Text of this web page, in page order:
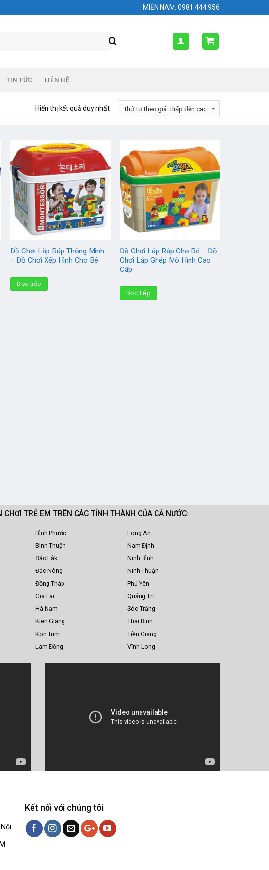
MIỀN NAM: 0981.444.956
TIN TỨC LIÊN HỆ
Hiển thị kết quả duy nhất
Đồ Chơi Lắp Ráp Thông Minh
– Đồ Chơi Xếp Hình Cho Bé
Đọc tiếp
Đồ Chơi Lắp Ráp Cho Bé – Đồ
Chơi Lắp Ghép Mô Hình Cao
Cấp
Đọc tiếp
TRẺ EM TRÊN CÁC TỈNH THÀNH CỦA CẢ NƯỚC:
Bình Phước
Bình Thuận
Đắc Lắk
Đắc Nông
Đồng Tháp
Gia Lai
Hà Nam
Kiên Giang
Kon Tum
Lâm Đồng
Long An
Nam Định
Ninh Bình
Ninh Thuận
Phú Yên
Quảng Trị
Sóc Trăng
Thái Bình
Tiền Giang
Vĩnh Long
Kết nối với chúng tôi